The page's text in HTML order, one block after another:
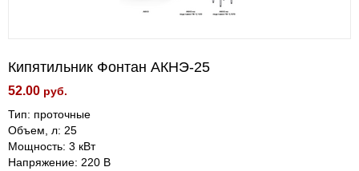
Кипятильник Фонтан АКНЭ-25
52.00 руб.
Тип: проточные
Объем, л: 25
Мощность: 3 кВт
Напряжение: 220 В